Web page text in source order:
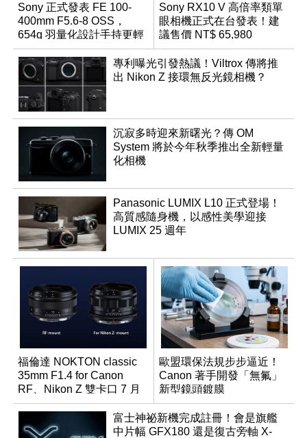
Sony 正式發表 FE 100-
400mm F5.6-8 OSS，
654g 羽量化設計手持更輕
鬆
Sony RX10 V 高倍率類單
眼相機正式在台發表！建
議售價 NT$ 65,980
專利曝光引發熱議！Viltrox 傳將推
出 Nikon Z 接環無反光鏡相機？
沉寂多時迎來新曙光？傳 OM
System 將於今年秋季推出全新輕量
化相機
Panasonic LUMIX L10 正式登場！
高質感隨身機，以感性美學迎接
LUMIX 25 週年
福倫達 NOKTON classic
35mm F1.4 for Canon
RF、Nikon Z 雙卡口 7 月
同步登台
歐盟環保法規步步逼近！
Canon 著手開發「無氟」
新型鏡頭鍍膜
富士神祕新機完成註冊！會是旗艦
中片幅 GFX180 還是復古旁軸 X-